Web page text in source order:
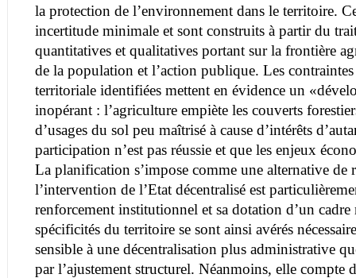
la protection de l’environnement dans le territoire.
incertitude minimale et sont construits à partir du
quantitatives et qualitatives portant sur la frontière
de la population et l’action publique. Les
territoriale identifiées mettent en évidence un
inopérant : l’agriculture empiète les couverts
d’usages du sol peu maîtrisé à cause d’intérêts
participation n’est pas réussie et que les enjeux
La planification s’impose comme une alternative
l’intervention de l’Etat décentralisé est
renforcement institutionnel et sa dotation d’un
spécificités du territoire se sont ainsi avérés
sensible à une décentralisation plus administrative
par l’ajustement structurel. Néanmoins, elle compte